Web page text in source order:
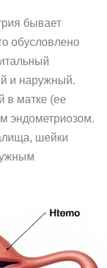
бывает
обусловлено
и наружный.
в матке (ее
эндометриозом.
шейки